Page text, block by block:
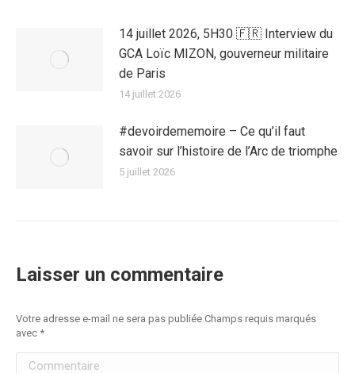
14 juillet 2026, 5H30 🇫🇷 Interview du
GCA Loïc MIZON, gouverneur militaire
de Paris
14 juillet 2026
#devoirdememoire – Ce qu’il faut
savoir sur l’histoire de l’Arc de triomphe
5 juillet 2026
Laisser un commentaire
Votre adresse e-mail ne sera pas publiée Champs requis marqués
avec *
Commentaire